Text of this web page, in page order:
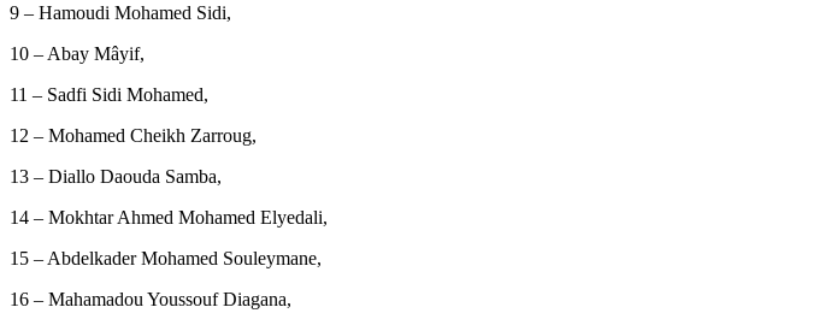
9 – Hamoudi Mohamed Sidi,
10 – Abay Mâyif,
11 – Sadfi Sidi Mohamed,
12 – Mohamed Cheikh Zarroug,
13 – Diallo Daouda Samba,
14 – Mokhtar Ahmed Mohamed Elyedali,
15 – Abdelkader Mohamed Souleymane,
16 – Mahamadou Youssouf Diagana,